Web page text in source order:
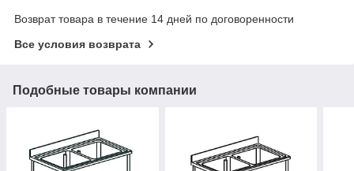
Возврат товара в течение 14 дней по договоренности
Все условия возврата
Подобные товары компании